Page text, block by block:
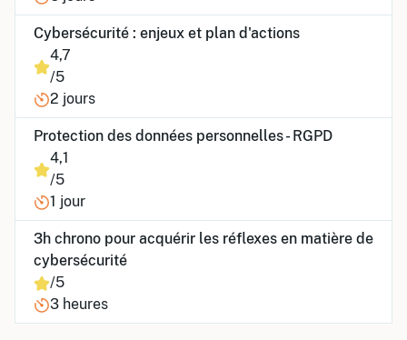
Cybersécurité : enjeux et plan d'actions
4,7
/5
2 jours
Protection des données personnelles - RGPD
4,1
/5
1 jour
3h chrono pour acquérir les réflexes en matière de
cybersécurité
/5
3 heures